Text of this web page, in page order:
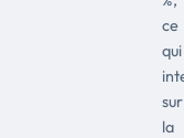
ce
qui
sur
la